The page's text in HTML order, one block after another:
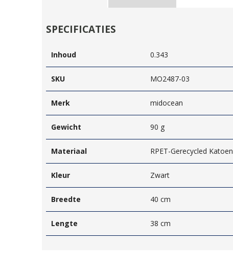
SPECIFICATIES
Inhoud 0.343
SKU MO2487-03
Merk midocean
Gewicht 90 g
Materiaal RPET-Gerecycled Katoen
Kleur Zwart
Breedte 40 cm
Lengte 38 cm